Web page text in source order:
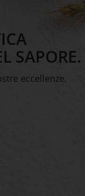
SAPORE.
eccellenze,